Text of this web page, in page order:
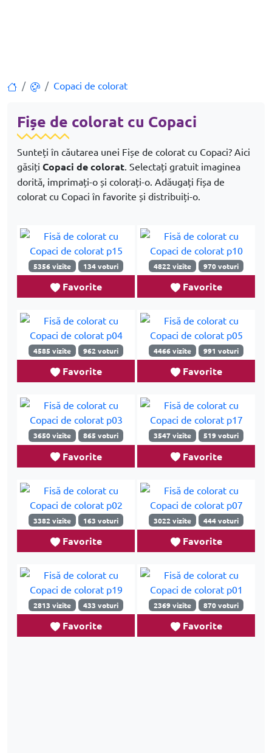
Copaci de colorat
Fișe de colorat cu Copaci
Sunteți în căutarea unei Fișe de colorat cu Copaci? Aici
găsiți Copaci de colorat. Selectați gratuit imaginea
dorită, imprimați-o și colorați-o. Adăugați fișa de
colorat cu Copaci în favorite și distribuiți-o.
5356 vizite 134 voturi
Favorite
4822 vizite 970 voturi
Favorite
4585 vizite 962 voturi
Favorite
4466 vizite 991 voturi
Favorite
3650 vizite 865 voturi
Favorite
3547 vizite 519 voturi
Favorite
3382 vizite 163 voturi
Favorite
3022 vizite 444 voturi
Favorite
2813 vizite 433 voturi
Favorite
2369 vizite 870 voturi
Favorite